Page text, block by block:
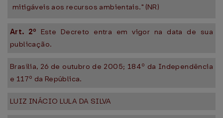
mitigáveis aos recursos ambientais." (NR)
Art. 2º Este Decreto entra em vigor na data de sua
publicação.
Brasília, 26 de outubro de 2005; 184º da Independência
e 117º da República.
LUIZ INÁCIO LULA DA SILVA